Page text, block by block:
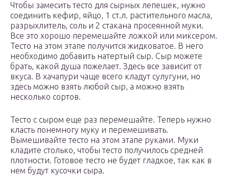
Чтобы замесить тесто для сырных лепешек, нужно
соединить кефир, яйцо, 1 ст.л. растительного масла,
разрыхлитель, соль и 2 стакана просеянной муки.
Все это хорошо перемешайте ложкой или миксером.
Тесто на этом этапе получится жидковатое. В него
необходимо добавить натертый сыр. Сыр можете
брать, какой душа пожелает. Здесь все зависит от
вкуса. В хачапури чаще всего кладут сулугуни, но
здесь можно взять любой сыр, а можно взять
несколько сортов.
Тесто с сыром еще раз перемешайте. Теперь нужно
класть понемногу муку и перемешивать.
Вымешивайте тесто на этом этапе руками. Муки
кладите столько, чтобы тесто получилось средней
плотности. Готовое тесто не будет гладкое, так как в
нем будут кусочки сыра.